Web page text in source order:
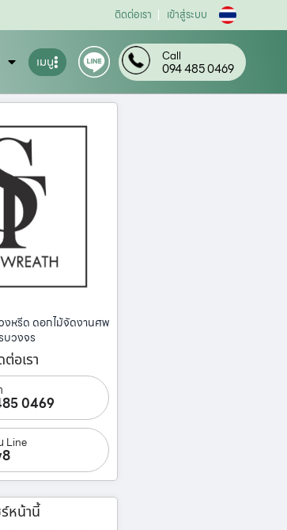
ติดต่อเรา เข้าสู่ระบบ
เมนู Call
094 485 0469
งหรีด ดอกไม้จัดงานศพ
บวงจร
อเรา
0469
Line
หน้านี้